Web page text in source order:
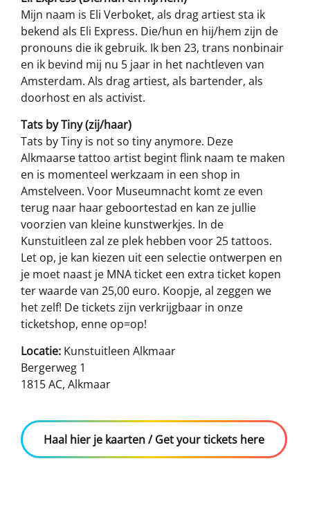
Mijn naam is Eli Verboket, als drag artiest sta ik
bekend als Eli Express. Die/hun en hij/hem zijn de
pronouns die ik gebruik. Ik ben 23, trans nonbinair
en ik bevind mij nu 5 jaar in het nachtleven van
Amsterdam. Als drag artiest, als bartender, als
doorhost en als activist.
Tats by Tiny (zij/haar)
Tats by Tiny is not so tiny anymore. Deze
Alkmaarse tattoo artist begint flink naam te maken
en is momenteel werkzaam in een shop in
Amstelveen. Voor Museumnacht komt ze even
terug naar haar geboortestad en kan ze jullie
voorzien van kleine kunstwerkjes. In de
Kunstuitleen zal ze plek hebben voor 25 tattoos.
Let op, je kan kiezen uit een selectie ontwerpen en
je moet naast je MNA ticket een extra ticket kopen
ter waarde van 25,00 euro. Koopje, al zeggen we
het zelf! De tickets zijn verkrijgbaar in onze
ticketshop, enne op=op!
Locatie: Kunstuitleen Alkmaar
Bergerweg 1
1815 AC, Alkmaar
Haal hier je kaarten / Get your tickets here